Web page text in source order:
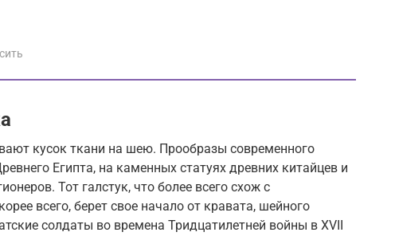
кусок ткани на шею. Прообразы современного
Египта, на каменных статуях древних китайцев и
Тот галстук, что более всего схож с
всего, берет свое начало от кравата, шейного
солдаты во времена Тридцатилетней войны в XVII